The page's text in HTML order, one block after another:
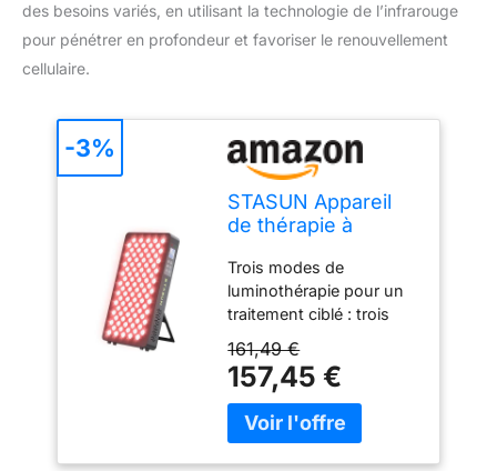
des besoins variés, en utilisant la technologie de l’infrarouge
pour pénétrer en profondeur et favoriser le renouvellement
cellulaire.
STASUN Appareil
de thérapie à
lumière rouge - 4
spectres 660 et
850 nm - Lampe
infrarouge 100 LED
500 W - Pour le
traitement du
visage, les
cosmétiques, le
développement
Trois modes de
luminothérapie pour un
traitement ciblé : trois
rouge pure, lumière
proche infrarouge pure
et lumière combinée. La
lumière rouge agit sur les
161,49 €
157,45 €
-3%